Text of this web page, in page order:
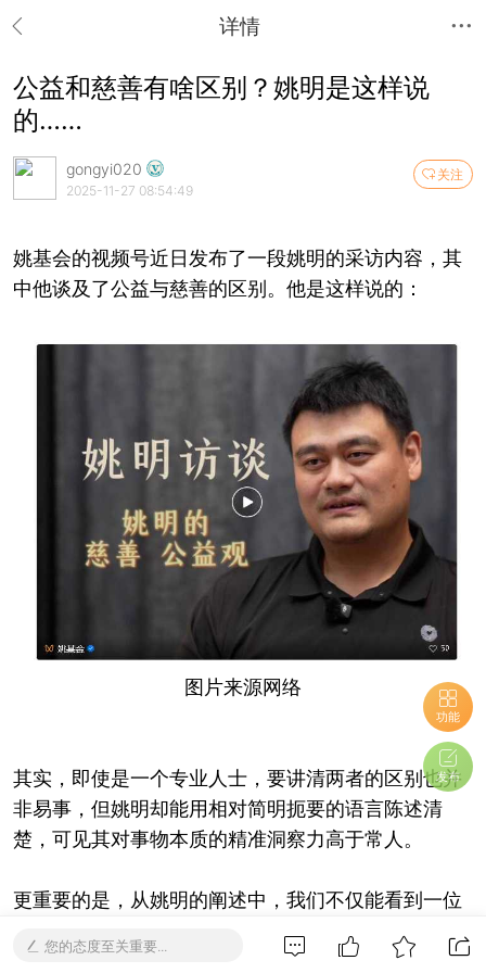
详情
公益和慈善有啥区别？姚明是这样说
的……
关注
gongyi020
2025-11-27 08:54:49
姚基会的视频号近日发布了一段姚明的采访内容，其
中他谈及了公益与慈善的区别。他是这样说的：
图片来源网络
其实，即使是一个专业人士，要讲清两者的区别也并
非易事，但姚明却能用相对简明扼要的语言陈述清
楚，可见其对事物本质的精准洞察力高于常人。
更重要的是，从姚明的阐述中，我们不仅能看到一位
篮球巨星所秉持的社会担当，或许更能从中窥见中国
社会力量成长的内在逻辑。
您的态度至关重要...
功能
发布